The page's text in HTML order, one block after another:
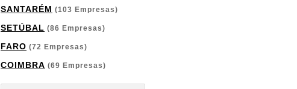
SANTARÉM (103 Empresas)
SETÚBAL (86 Empresas)
FARO (72 Empresas)
COIMBRA (69 Empresas)